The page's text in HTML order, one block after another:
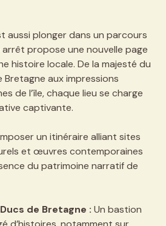
aussi plonger dans un parcours
propose une nouvelle page
histoire locale. De la majesté du
aux impressions
de l’île, chaque lieu se charge
captivante.
un itinéraire alliant sites
et œuvres contemporaines
du patrimoine narratif de
de Bretagne : Un bastion